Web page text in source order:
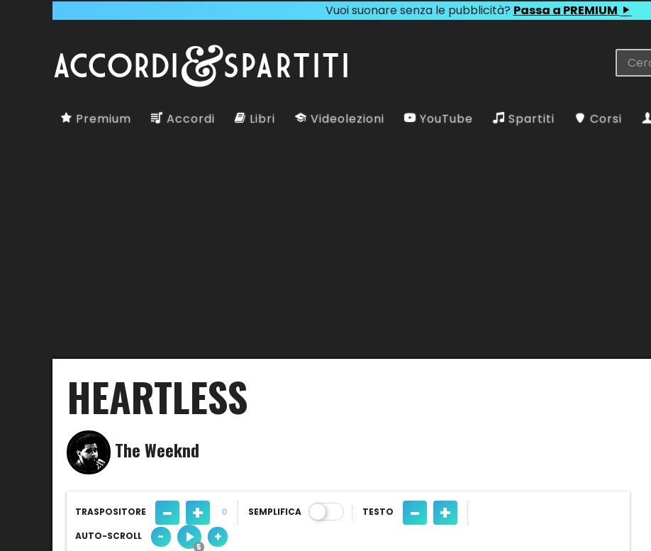
Vuoi suonare senza le pubblicità? Passa a PREMIUM
Premium Accordi Libri Videolezioni YouTube Spartiti Corsi
HEARTLESS
The Weeknd
TRASPOSITORE - + 0 SEMPLIFICA TESTO - +
AUTO-SCROLL - +